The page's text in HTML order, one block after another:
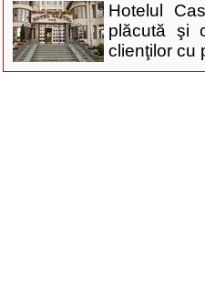
Hotelul
plăcută şi
clienţilor cu